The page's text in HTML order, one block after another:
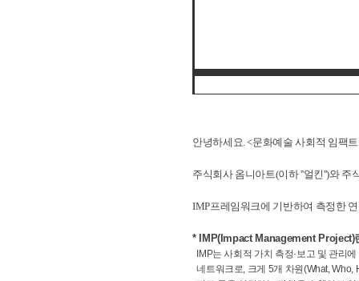
안녕하세요.<문화예술 사회적 임팩
주식회사 옴니아트(이하 ''얼킨'')와
IMP프레임워크에 기반하여 측정한
* IMP(Impact Management
IMP는 사회적 가치 측정·보고 및 관리
네트워크로, 크게 5개 차원(What,